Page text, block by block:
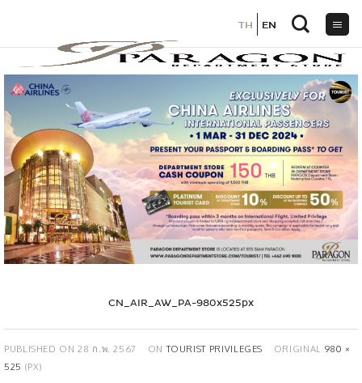
เนื้อหา
CN_AIR_AW_PA-980x525px
PUBLISHED ON28 ก.พ. 2567 ONTOURIST PRIVILEGES ORIGINAL 980 ×
525 (PX)
TH EN
TH EN